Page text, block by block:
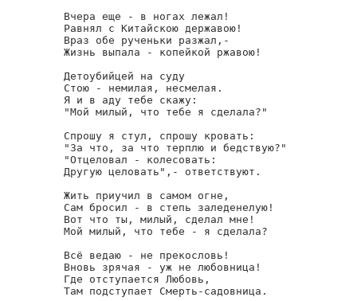
Вчера еще - в ногах лежал!
Равнял с Китайскою державою!
Враз обе рученьки разжал,-
Жизнь выпала - копейкой ржавою!
Детоубийцей на суду
Стою - немилая, несмелая.
Я и в аду тебе скажу:
"Мой милый, что тебе я сделала?"
Спрошу я стул, спрошу кровать:
"За что, за что терплю и бедствую?"
"Отцеловал - колесовать:
Другую целовать",- ответствуют.
Жить приучил в самом огне,
Сам бросил - в степь заледенелую!
Вот что ты, милый, сделал мне!
Мой милый, что тебе - я сделала?
Всё ведаю - не прекословь!
Вновь зрячая - уж не любовница!
Где отступается Любовь,
Там подступает Смерть-садовница.